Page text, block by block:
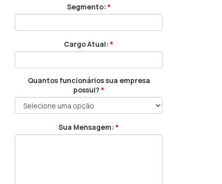
Segmento: *
Cargo Atual:*
Quantos funcionários sua empresa
possui? *
Sua Mensagem:*